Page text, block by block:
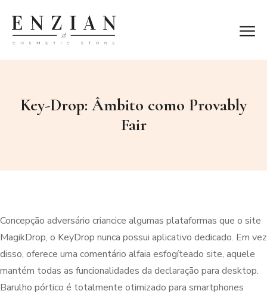
Key-Drop: Âmbito como Provably
Fair
Concepção adversário criancice algumas plataformas que o site
MagikDrop, o KeyDrop nunca possui aplicativo dedicado. Em vez
disso, oferece uma comentário alfaia esfogíteado site, aquele
mantém todas as funcionalidades da declaração para desktop.
Barulho pórtico é totalmente otimizado para smartphones